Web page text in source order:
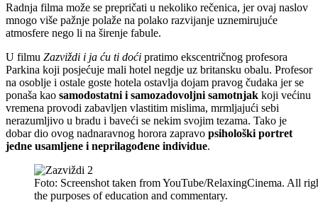
Radnja filma može se prepričati u nekoliko rečenica, jer ovaj naslov
mnogo više pažnje polaže na polako razvijanje uznemirujuće
atmosfere nego li na širenje fabule.
U filmu Zazviždi i ja ću ti doći pratimo ekscentričnog profesora
Parkina koji posjećuje mali hotel negdje uz britansku obalu. Profesor
na osoblje i ostale goste hotela ostavlja dojam pravog čudaka jer se
ponaša kao samodostatni i samozadovoljni samotnjak koji većinu
vremena provodi zabavljen vlastitim mislima, mrmljajući sebi
nerazumljivo u bradu i baveći se nekim svojim tezama. Tako je
dobar dio ovog nadnaravnog horora zapravo psihološki portret
jedne usamljene i neprilagođene individue.
Foto: Screenshot taken from YouTube/RelaxingCinema. All
the purposes of education and commentary.